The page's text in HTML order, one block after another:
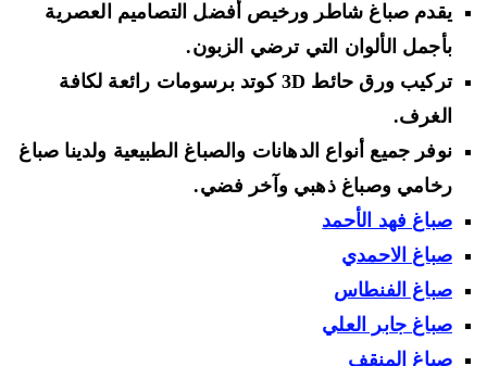
يقدم صباغ شاطر ورخيص أفضل التصاميم العصرية
بأجمل الألوان التي ترضي الزبون.
تركيبورق حائط 3D كوتدبرسومات رائعة لكافة
الغرف.
نوفر جميع أنواعالدهانات والصباغ الطبيعية ولدينا صباغ
رخامي وصباغ ذهبي وآخر فضي.
صباغ فهد الأحمد
صباغ الاحمدي
صباغ الفنطاس
صباغ جابر العلي
صباغ المنقف